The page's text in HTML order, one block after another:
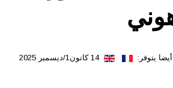
يتوفر:
14 كانون1/ديسمبر 2025